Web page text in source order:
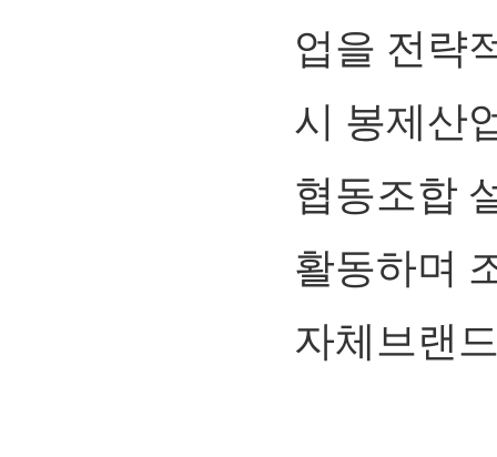
업을 전략
시 봉제산
협동조합
활동하며
자체브랜